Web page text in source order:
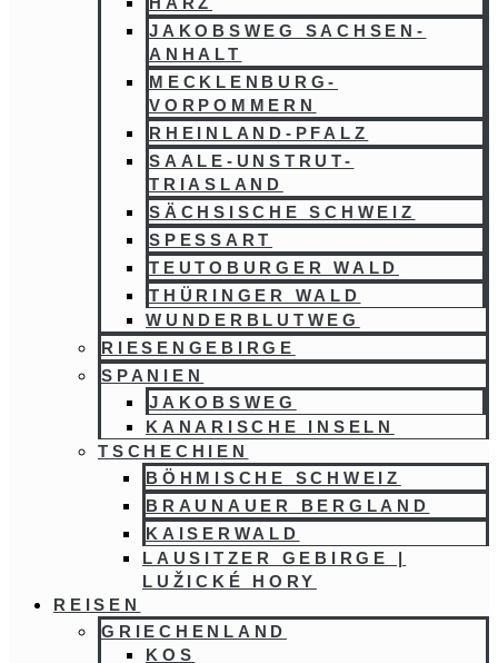
JAKOBSWEG SACHSEN-
ANHALT
MECKLENBURG-
VORPOMMERN
RHEINLAND-PFALZ
SAALE-UNSTRUT-
TRIASLAND
SÄCHSISCHE SCHWEIZ
SPESSART
TEUTOBURGER WALD
THÜRINGER WALD
WUNDERBLUTWEG
RIESENGEBIRGE
SPANIEN
JAKOBSWEG
KANARISCHE INSELN
TSCHECHIEN
BÖHMISCHE SCHWEIZ
BRAUNAUER BERGLAND
KAISERWALD
LAUSITZER GEBIRGE |
LUŽICKÉ HORY
REISEN
GRIECHENLAND
KOS